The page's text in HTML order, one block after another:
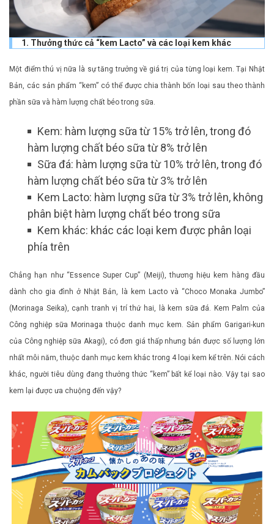
1. Thưởng thức cả “kem Lacto” và các loại kem khác
Một điểm thú vị nữa là sự tăng trưởng về giá trị của từng loại kem. Tại Nhật
Bản, các sản phẩm “kem” có thể được chia thành bốn loại sau theo thành
phần sữa và hàm lượng chất béo trong sữa.
Kem: hàm lượng sữa từ 15% trở lên, trong đó
hàm lượng chất béo sữa từ 8% trở lên
Sữa đá: hàm lượng sữa từ 10% trở lên, trong đó
hàm lượng chất béo sữa từ 3% trở lên
Kem Lacto: hàm lượng sữa từ 3% trở lên, không
phân biệt hàm lượng chất béo trong sữa
Kem khác: khác các loại kem được phân loại
phía trên
Chẳng hạn như “Essence Super Cup” (Meiji), thương hiệu kem hàng đầu
dành cho gia đình ở Nhật Bản, là kem Lacto và “Choco Monaka Jumbo”
(Morinaga Seika), cạnh tranh vị trí thứ hai, là kem sữa đá. Kem Palm của
Công nghiệp sữa Morinaga thuộc danh mục kem. Sản phẩm Garigari-kun
của Công nghiệp sữa Akagi), có đơn giá thấp nhưng bán được số lượng lớn
nhất mỗi năm, thuộc danh mục kem khác trong 4 loại kem kể trên. Nói cách
khác, người tiêu dùng đang thưởng thức “kem” bất kể loại nào. Vậy tại sao
kem lại được ưa chuộng đến vậy?